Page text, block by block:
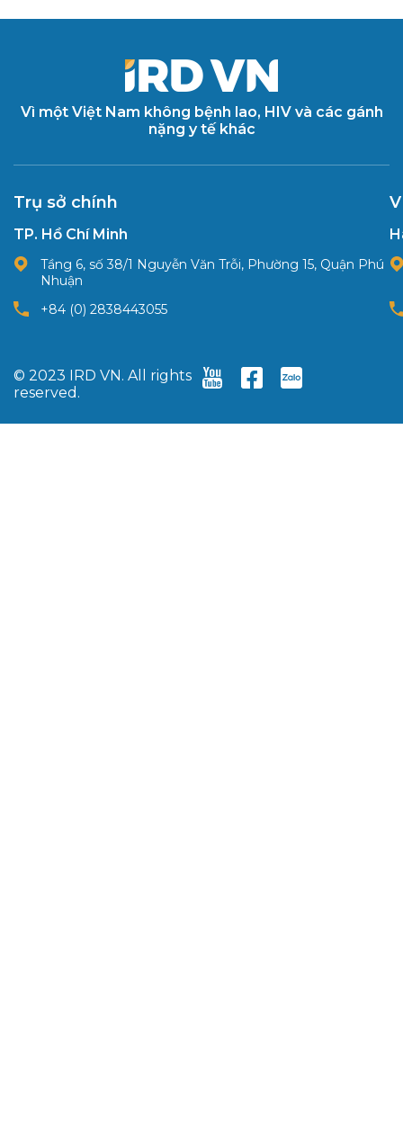
Vì một Việt Nam không bệnh lao, HIV và các gánh
nặng y tế khác
Trụ sở chính
TP. Hồ Chí Minh
Tầng 6, số 38/1 Nguyễn Văn Trỗi, Phường 15, Quận Phú
Nhuận
+84 (0) 2838443055
© 2023 IRD VN. All rights
reserved.